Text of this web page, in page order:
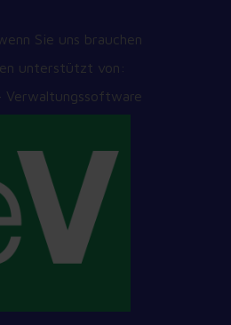
Sie uns brauchen
unterstützt von:
Verwaltungssoftware